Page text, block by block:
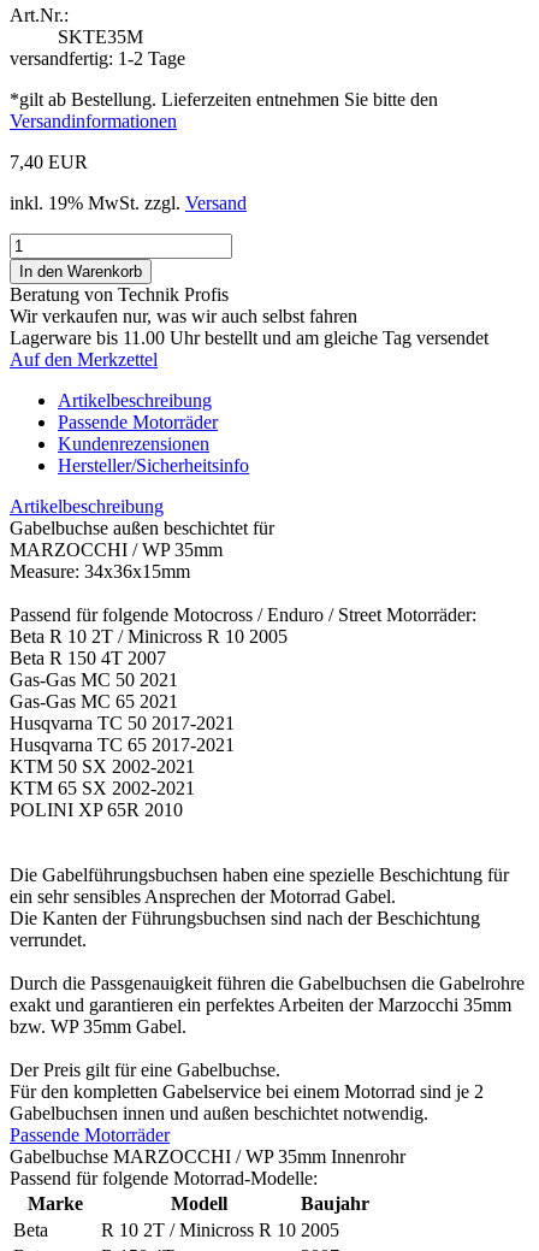
Art.Nr.:
SKTE35M
versandfertig: 1-2 Tage
*gilt ab Bestellung. Lieferzeiten entnehmen Sie bitte den
Versandinformationen
7,40 EUR
inkl. 19% MwSt. zzgl. Versand
Beratung von Technik Profis
Wir verkaufen nur, was wir auch selbst fahren
Lagerware bis 11.00 Uhr bestellt und am gleiche Tag versendet
Auf den Merkzettel
Artikelbeschreibung
Passende Motorräder
Kundenrezensionen
Hersteller/Sicherheitsinfo
Artikelbeschreibung
Gabelbuchse außen beschichtet für
MARZOCCHI / WP 35mm
Measure: 34x36x15mm
Passend für folgende Motocross / Enduro / Street Motorräder:
Beta R 10 2T / Minicross R 10 2005
Beta R 150 4T 2007
Gas-Gas MC 50 2021
Gas-Gas MC 65 2021
Husqvarna TC 50 2017-2021
Husqvarna TC 65 2017-2021
KTM 50 SX 2002-2021
KTM 65 SX 2002-2021
POLINI XP 65R 2010
Die Gabelführungsbuchsen haben eine spezielle Beschichtung für
ein sehr sensibles Ansprechen der Motorrad Gabel.
Die Kanten der Führungsbuchsen sind nach der Beschichtung
verrundet.
Durch die Passgenauigkeit führen die Gabelbuchsen die Gabelrohre
exakt und garantieren ein perfektes Arbeiten der Marzocchi 35mm
bzw. WP 35mm Gabel.
Der Preis gilt für eine Gabelbuchse.
Für den kompletten Gabelservice bei einem Motorrad sind je 2
Gabelbuchsen innen und außen beschichtet notwendig.
Passende Motorräder
Gabelbuchse MARZOCCHI / WP 35mm Innenrohr
Passend für folgende Motorrad-Modelle:
Marke
Modell
Baujahr
Beta
R 10 2T / Minicross R 10 2005